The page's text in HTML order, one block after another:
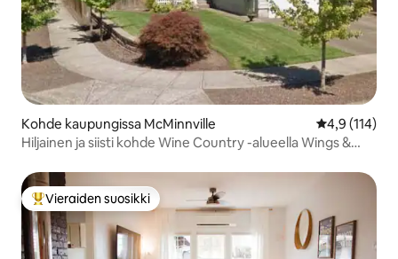
Kohde kaupungissa McMinnville
4,9 (114)
Hiljainen ja siisti kohde Wine Country -alueella Wings &
Vieraiden suosikkien parhaimmistoa
Vieraiden suosikki